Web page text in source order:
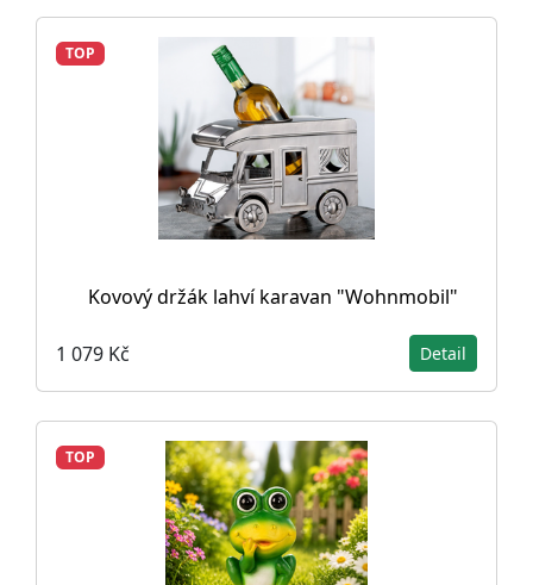
TOP
Kovový držák lahví karavan "Wohnmobil"
1 079 Kč Detail
TOP